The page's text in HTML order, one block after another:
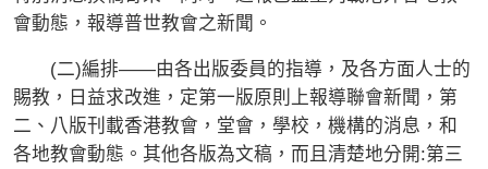
會動態，報導普世教會之新聞。
(二)編排——由各出版委員的指導，及各方面人士的
賜教，日益求改進，定第一版原則上報導聯會新聞，第
二、八版刊載香港教會，堂會，學校，機構的消息，和
各地教會動態。其他各版為文稿，而且清楚地分開:第三